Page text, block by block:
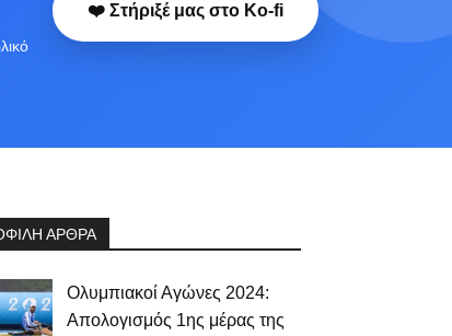
❤️ Στήριξέ μας στο Ko-fi
ΑΡΘΡΑ
Ολυμπιακοί Αγώνες 2024:
Απολογισμός 1ης μέρας της